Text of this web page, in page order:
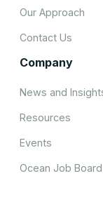
Our Approach
Contact Us
Company
News and
Resources
Events
Ocean Job Board